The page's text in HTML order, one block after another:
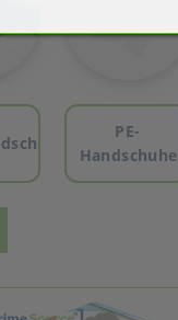
PE-
Handschuhe